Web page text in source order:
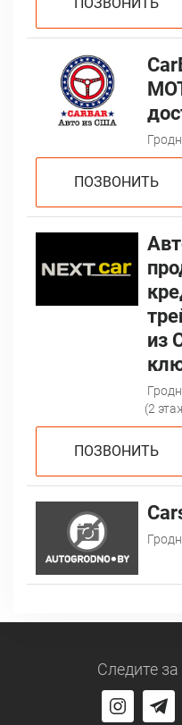
ПОЗВОНИТЬ
из
(2
ПОЗВОНИТЬ
Следите